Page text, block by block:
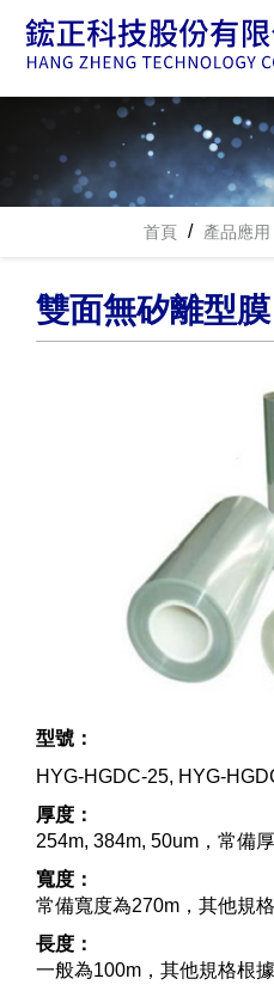
首頁 產品應用
雙面無矽離型膜
型號：
HYG-HGDC-25, HYG-
厚度：
254m, 384m, 50um，常備
寬度：
常備寬度為270m，其他規
長度：
一般為100m，其他規格根據